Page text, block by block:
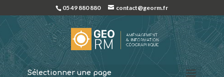
05 49 880 880 contact@georm.fr
Sélectionner une page